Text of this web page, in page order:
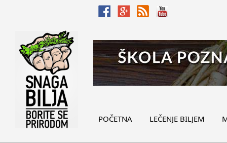
POČETNA LEČENJE BILJEM